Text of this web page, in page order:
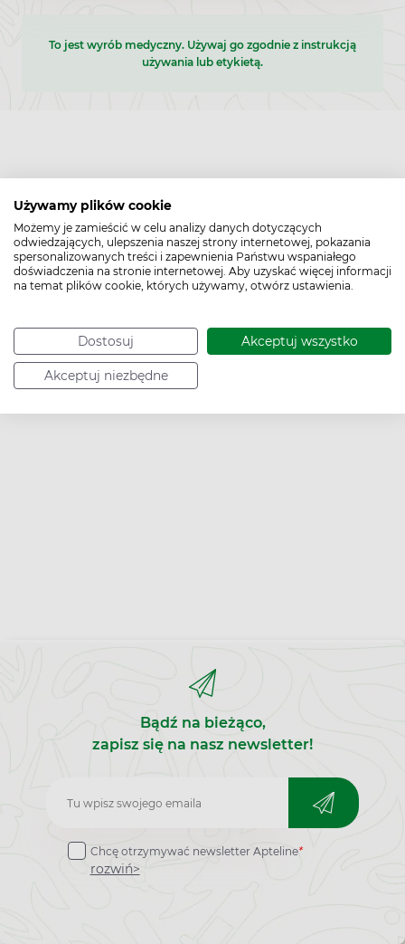
Używamy plików cookie
Możemy je zamieścić w celu analizy danych dotyczących
odwiedzających, ulepszenia naszej strony internetowej, pokazania
spersonalizowanych treści i zapewnienia Państwu wspaniałego
doświadczenia na stronie internetowej. Aby uzyskać więcej informacji
na temat plików cookie, których używamy, otwórz ustawienia.
Dostosuj Akceptuj wszystko
Akceptuj niezbędne
To jest wyrób medyczny. Używaj go zgodnie z instrukcją
używania lub etykietą.
Bądź na bieżąco,
zapisz się na nasz newsletter!
Zapisz
do
newslettera
Chcę otrzymywać newsletter Apteline*
rozwiń>